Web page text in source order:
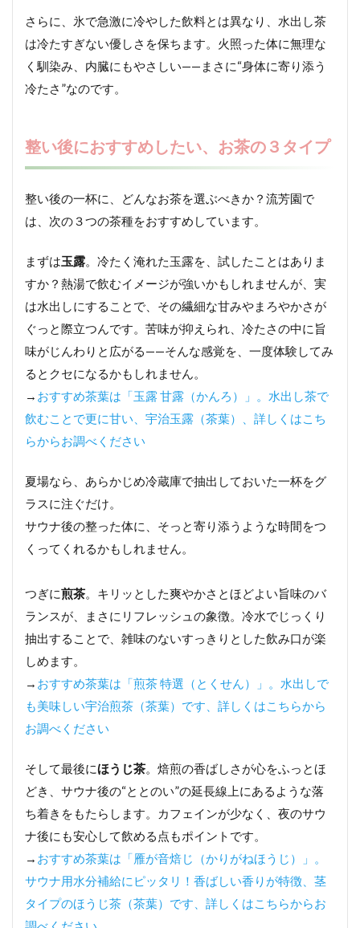
さらに、氷で急激に冷やした飲料とは異なり、水出し茶
は冷たすぎない優しさを保ちます。火照った体に無理な
く馴染み、内臓にもやさしい——まさに“身体に寄り添う
冷たさ”なのです。
整い後におすすめしたい、お茶の３タイプ
整い後の一杯に、どんなお茶を選ぶべきか？流芳園で
は、次の３つの茶種をおすすめしています。
まずは玉露。冷たく淹れた玉露を、試したことはありま
すか？熱湯で飲むイメージが強いかもしれませんが、実
は水出しにすることで、その繊細な甘みやまろやかさが
ぐっと際立つんです。苦味が抑えられ、冷たさの中に旨
味がじんわりと広がる——そんな感覚を、一度体験してみ
るとクセになるかもしれません。
→ おすすめ茶葉は「玉露 甘露（かんろ）」。水出し茶で
飲むことで更に甘い、宇治玉露（茶葉）、詳しくはこち
らからお調べください
夏場なら、あらかじめ冷蔵庫で抽出しておいた一杯をグ
ラスに注ぐだけ。
サウナ後の整った体に、そっと寄り添うような時間をつ
くってくれるかもしれません。
つぎに煎茶。キリッとした爽やかさとほどよい旨味のバ
ランスが、まさにリフレッシュの象徴。冷水でじっくり
抽出することで、雑味のないすっきりとした飲み口が楽
しめます。
→ おすすめ茶葉は「煎茶 特選（とくせん）」。水出しで
も美味しい宇治煎茶（茶葉）です、詳しくはこちらから
お調べください
そして最後にほうじ茶。焙煎の香ばしさが心をふっとほ
どき、サウナ後の“ととのい”の延長線上にあるような落
ち着きをもたらします。カフェインが少なく、夜のサウ
ナ後にも安心して飲める点もポイントです。
→ おすすめ茶葉は「雁が音焙じ（かりがねほうじ）」。
サウナ用水分補給にピッタリ！香ばしい香りが特徴、茎
タイプのほうじ茶（茶葉）です、詳しくはこちらからお